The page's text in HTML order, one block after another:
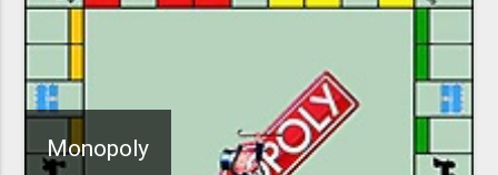
Monopoly